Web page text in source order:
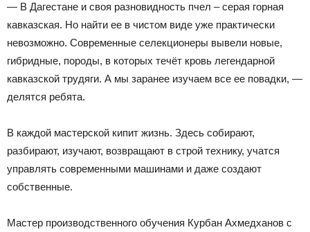
— В Дагестане и своя разновидность пчел – серая горная
кавказская. Но найти ее в чистом виде уже практически
невозможно. Современные селекционеры вывели новые,
гибридные, породы, в которых течёт кровь легендарной
кавказской трудяги. А мы заранее изучаем все ее повадки, —
делятся ребята.
В каждой мастерской кипит жизнь. Здесь собирают,
разбирают, изучают, возвращают в строй технику, учатся
управлять современными машинами и даже создают
собственные.
Мастер производственного обучения Курбан Ахмедханов с